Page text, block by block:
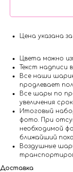
Цена указана
Цвета можно
Текст надписи
Все наши
продлевает
Все шары по
увеличения
Итоговый
фото. При
необходимой
ближайший
Воздушные
Доставка